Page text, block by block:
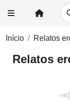
Início Relatos
Relatos